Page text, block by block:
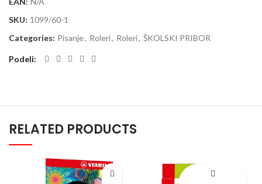
SKU: 1099/60-1
Categories: Pisanje, Roleri, Roleri, ŠKOLSKI PRIBOR
Podeli
RELATED PRODUCTS